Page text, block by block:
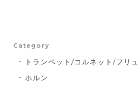
Category
トランペット/コルネット/フリ
ホルン